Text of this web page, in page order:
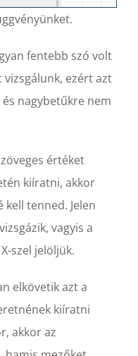
fentebb szó volt
vizsgálunk, ezért azt
és nagybetűkre nem
értéket
kiíratni, akkor
tenned. Jelen
vagyis a
szel jelöljük.
elkövetik azt a
kiíratni
akkor az